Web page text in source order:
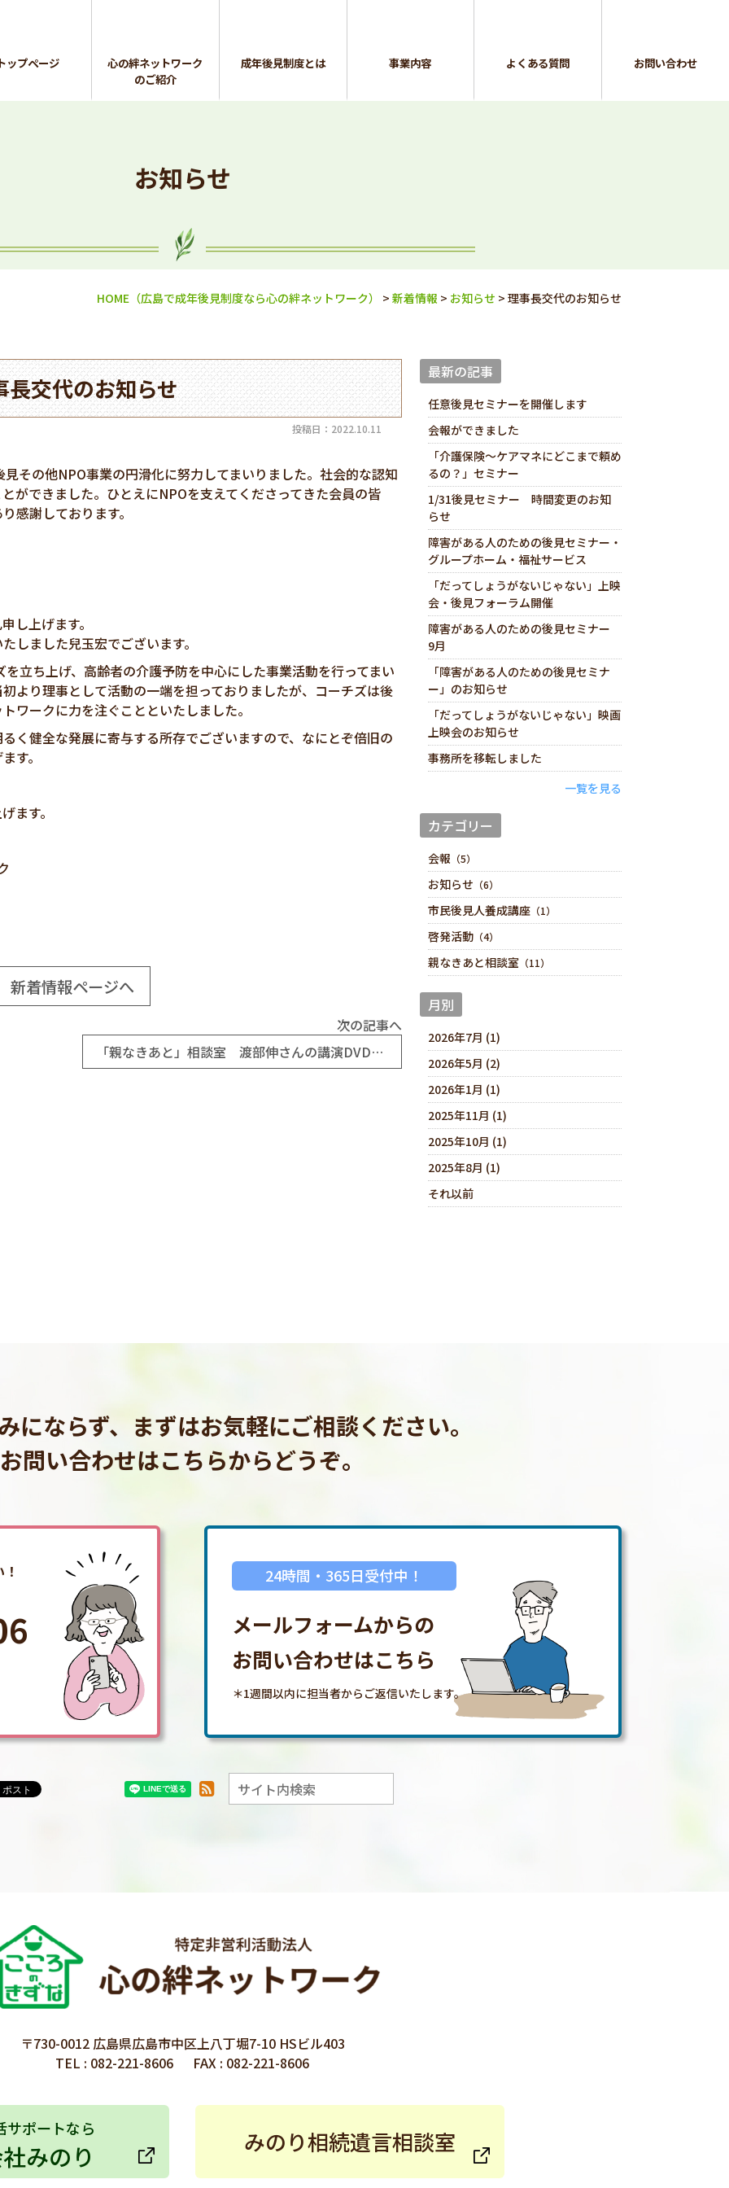
ップページ
心の絆ネットワーク
のご紹介
成年後見制度とは 事業内容 よくある質問 お問い合わせ
お知らせ
HOME （広島で成年後見制度なら心の絆ネットワーク） > 新着情報 > お知らせ > 理事長交代のお知らせ
長交代のお知らせ
投稿日：2022.10.11
その他NPO事業の円滑化に努力してまいりました。社会的な認知
ができました。ひとえにNPOを支えてくださってきた会員の皆
感謝しております。
し上げます。
しました兒玉宏でございます。
立ち上げ、高齢者の介護予防を中心にした事業活動を行ってまい
より理事として活動の一端を担っておりましたが、コーチズは後
ワークに力を注ぐことといたしました。
く健全な発展に寄与する所存でございますので、なにとぞ倍旧の
す。
ます。
新着情報ページへ
次の記事へ
「親なきあと」相談室 渡部伸さんの講演DVDを上映します
最新の記事
任意後見セミナーを開催します
会報ができました
「介護保険～ケアマネにどこまで頼め
るの？」セミナー
1/31後見セミナー 時間変更のお知
らせ
障害がある人のための後見セミナー・
グループホーム・福祉サービス
「だってしょうがないじゃない」上映
会・後見フォーラム開催
障害がある人のための後見セミナー
9月
「障害がある人のための後見セミナ
ー」のお知らせ
「だってしょうがないじゃない」映画
上映会のお知らせ
事務所を移転しました
一覧を見る
カテゴリー
会報 （5）
お知らせ （6）
市民後見人養成講座（1）
啓発活動（4）
親なきあと相談室（11）
月別
2026年7月 (1)
2026年5月 (2)
2026年1月 (1)
2025年11月 (1)
2025年10月 (1)
2025年8月 (1)
それ以前
にならず、まずはお気軽にご相談ください。
お問い合わせはこちらからどうぞ。
24時間・365日受付中！
メールフォームからの
お問い合わせはこちら
＊1週間以内に担当者からご返信いたします。
〒730-0012 広島県広島市中区上八丁堀7-10 HSビル403
TEL : 082-221-8606 FAX : 082-221-8606
サポートなら
みのり みのり相続遺言相談室